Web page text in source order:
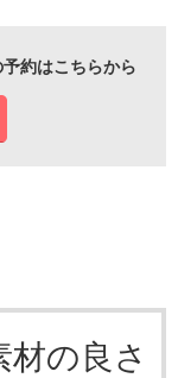
約はこちらから
の良さ